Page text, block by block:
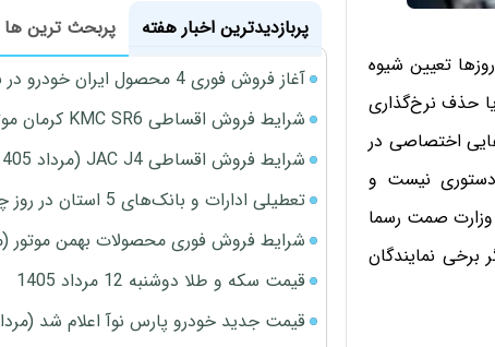
تعیین شیوه
حذف نرخ‌گذاری
اختصاصی در
دستوری نیست و
وزارت صمت رسما
نمایندگان
پربازدیدترین اخبار هفته
پربحث ترین ها
آغاز فروش فوری 4 محصول ایران خودرو در نمایندگی‌ها
شرایط فروش اقساطی KMC SR6 کرمان موتور اعلام شد
شرایط فروش اقساطی JAC J4 (مرداد 1405)
تعطیلی ادارات و بانک‌های 5 استان در روز چهارشنبه
شرایط فروش فوری محصولات بهمن موتور (مرداد
قیمت سکه و طلا دوشنبه 12 مرداد 1405
قیمت جدید خودرو پارس نوآ اعلام شد (مرداد